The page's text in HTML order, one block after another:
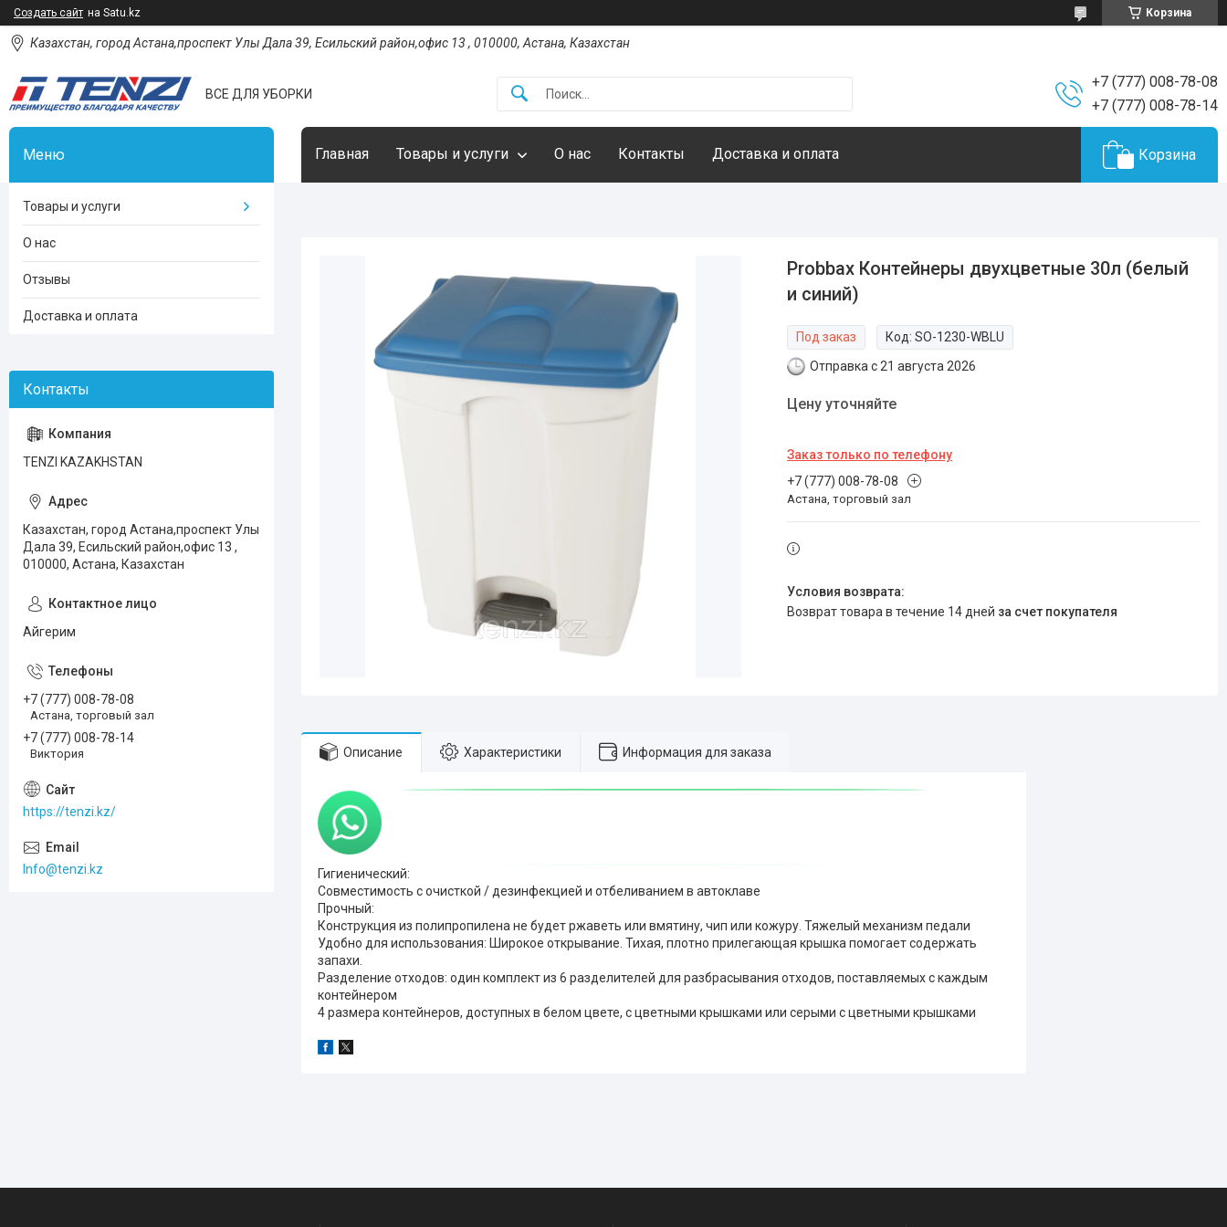
Создать сайт на Satu.kz Корзина
Казахстан, город Астана,проспект Улы Дала 39, Есильский район,офис 13 , 010000, Астана, Казахстан
ВСЕ ДЛЯ УБОРКИ
+7 (777) 008-78-08
+7 (777) 008-78-14
Главная Товары и услуги О нас Контакты Доставка и оплата Корзина
Probbax Контейнеры двухцветные 30л (белый
и синий)
Под заказ Код:SO-1230-WBLU
Отправка с 21 августа 2026
Цену уточняйте
Заказ только по телефону
+7 (777) 008-78-08
Астана, торговый зал
возврат товара в течение 14 дней за счет покупателя
Описание Характеристики Информация для заказа
Гигиенический:
Совместимость с очисткой / дезинфекцией и отбеливанием в автоклаве
Прочный:
Конструкция из полипропилена не будет ржаветь или вмятину, чип или кожуру. Тяжелый механизм педали
Удобно для использования: Широкое открывание. Тихая, плотно прилегающая крышка помогает содержать
запахи.
Разделение отходов: один комплект из 6 разделителей для разбрасывания отходов, поставляемых с каждым
контейнером
4 размера контейнеров, доступных в белом цвете, с цветными крышками или серыми с цветными крышками
Товары и услуги
О нас
Отзывы
Доставка и оплата
TENZI KAZAKHSTAN
Казахстан, город Астана,проспект Улы
Дала 39, Есильский район,офис 13 ,
010000, Астана, Казахстан
Айгерим
+7 (777) 008-78-08
Астана, торговый зал
+7 (777) 008-78-14
Виктория
https://tenzi.kz/
Info@tenzi.kz